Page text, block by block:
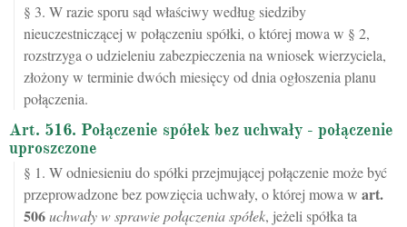
§ 3. W razie sporu sąd właściwy według siedziby
nieuczestniczącej w połączeniu spółki, o której mowa w § 2,
rozstrzyga o udzieleniu zabezpieczenia na wniosek wierzyciela,
złożony w terminie dwóch miesięcy od dnia ogłoszenia planu
połączenia.
Art. 516. Połączenie spółek bez uchwały - połączenie
uproszczone
§ 1. W odniesieniu do spółki przejmującej połączenie może być
przeprowadzone bez powzięcia uchwały, o której mowa w art.
506uchwały w sprawie połączenia spółek, jeżeli spółka ta